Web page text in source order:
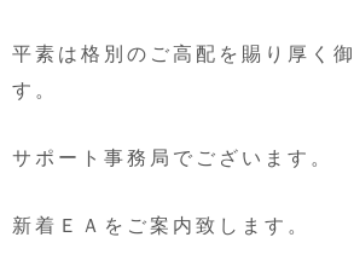
平素は格別のご高配を賜り厚く
す。
サポート事務局でございます。
新着ＥＡをご案内致します。